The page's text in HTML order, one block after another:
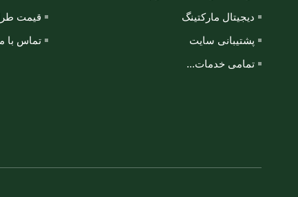
دیجیتال مارکتینگ
پشتیبانی سایت
تمامی خدمات...
قیمت
تماس با